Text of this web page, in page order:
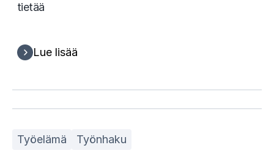
tietää
Lue lisää
Työelämä Työnhaku